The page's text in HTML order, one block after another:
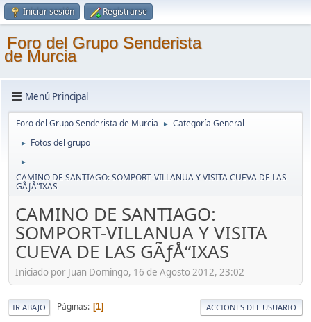
Iniciar sesión Registrarse
Foro del Grupo Senderista
de Murcia
Menú Principal
Foro del Grupo Senderista de Murcia ► Categoría General
► Fotos del grupo
►
CAMINO DE SANTIAGO: SOMPORT-VILLANUA Y VISITA CUEVA DE LAS
GÃƒÅ“IXAS
CAMINO DE SANTIAGO:
SOMPORT-VILLANUA Y VISITA
CUEVA DE LAS GÃƒÅ“IXAS
Iniciado por Juan Domingo, 16 de Agosto 2012, 23:02
IR ABAJO Páginas 1 ACCIONES DEL USUARIO